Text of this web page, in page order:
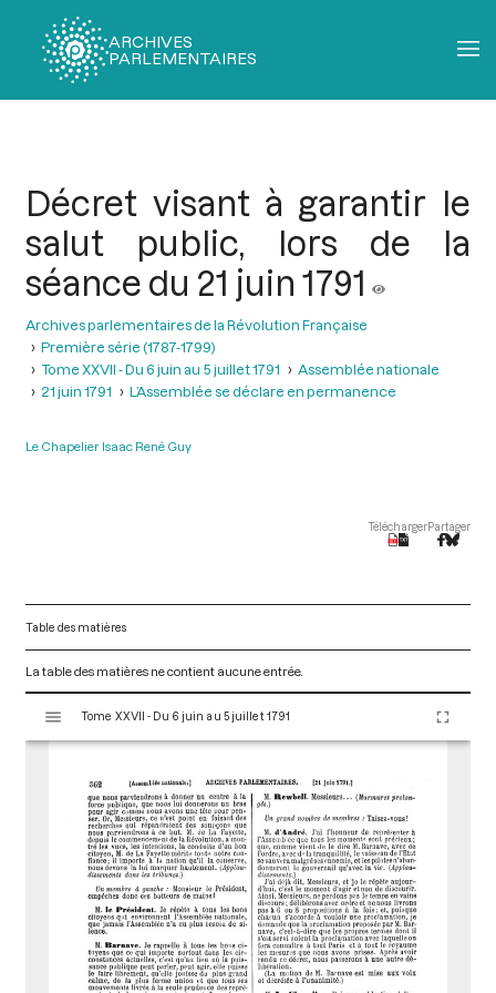
ARCHIVES
PARLEMENTAIRES
Décret visant à garantir le
salut public, lors de la
séance du 21 juin 1791
Archives parlementaires de la Révolution Française
Première série (1787-1799)
Tome XXVII - Du 6 juin au 5 juillet 1791
Assemblée nationale
21 juin 1791
L’Assemblée se déclare en permanence
Le Chapelier Isaac René Guy
TéléchargerPartager
Table des matières
La table des matières ne contient aucune entrée.
s
Tome XXVII - Du 6 juin au 5 juillet 1791